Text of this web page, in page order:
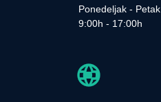
Ponedeljak - Petak
9:00h - 17:00h